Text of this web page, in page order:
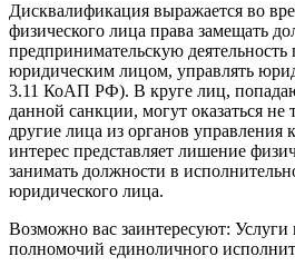
Дисквалификация выражается во
физического лица права замещать
предпринимательскую
юридическим лицом, управлять
3.11 КоАП РФ). В круге лиц,
данной санкции, могут оказаться не
другие лица из органов
интерес представляет лишение
занимать должности в
юридического лица.
Возможно вас заинтересуют:
полномочий единоличного